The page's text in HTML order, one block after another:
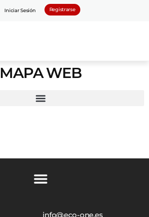
Iniciar Sesión Registrarse
MAPA WEB
info@eco-one.es